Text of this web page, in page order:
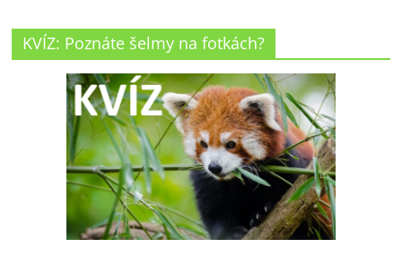
KVÍZ: Poznáte šelmy na fotkách?